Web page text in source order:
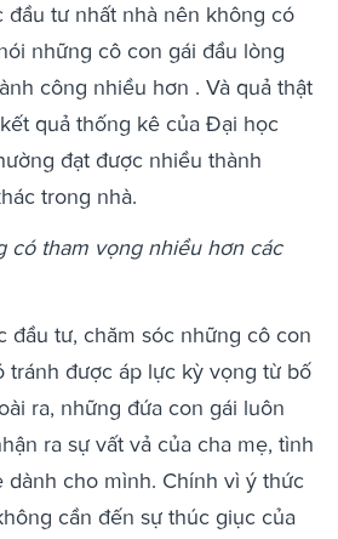
đầu tư nhất nhà nên không có
những cô con gái đầu lòng
công nhiều hơn . Và quả thật
quả thống kê của Đại học
đạt được nhiều thành
trong nhà.
có tham vọng nhiều hơn các
đầu tư, chăm sóc những cô con
tránh được áp lực kỳ vọng từ bố
ra, những đứa con gái luôn
ra sự vất vả của cha mẹ, tình
dành cho mình. Chính vì ý thức
cần đến sự thúc giục của